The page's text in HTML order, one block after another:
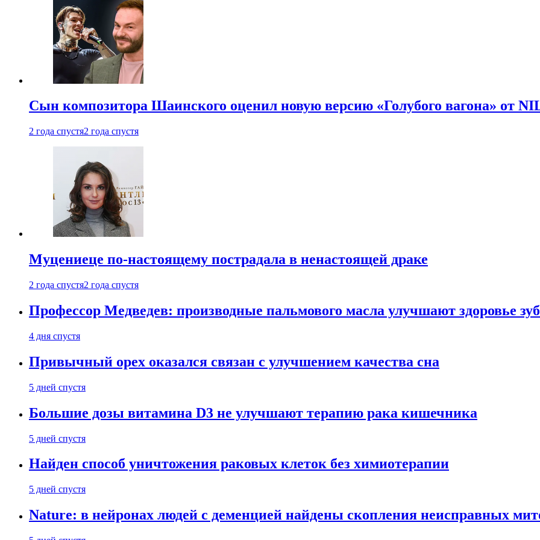
Сын композитора Шаинского оценил новую версию «Голубого вагона» от
2 года спустя2 года спустя
Муцениеце по-настоящему пострадала в ненастоящей драке
2 года спустя2 года спустя
Профессор Медведев: производные пальмового масла улучшают здоровье
4 дня спустя
Привычный орех оказался связан с улучшением качества сна
5 дней спустя
Большие дозы витамина D3 не улучшают терапию рака кишечника
5 дней спустя
Найден способ уничтожения раковых клеток без химиотерапии
5 дней спустя
Nature: в нейронах людей с деменцией найдены скопления неисправных